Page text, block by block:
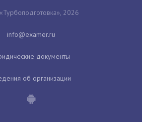
2026
документы
об организации